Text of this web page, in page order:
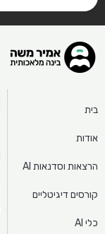
בית
אודות
הרצאות וסדנאות AI
קורסים דיגיטליים
כלי AI